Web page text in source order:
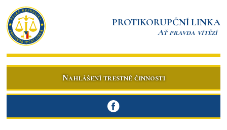
PROTIKORUPČNÍ LINKA
Ať pravda vítězí
Nahlášení trestné činnosti